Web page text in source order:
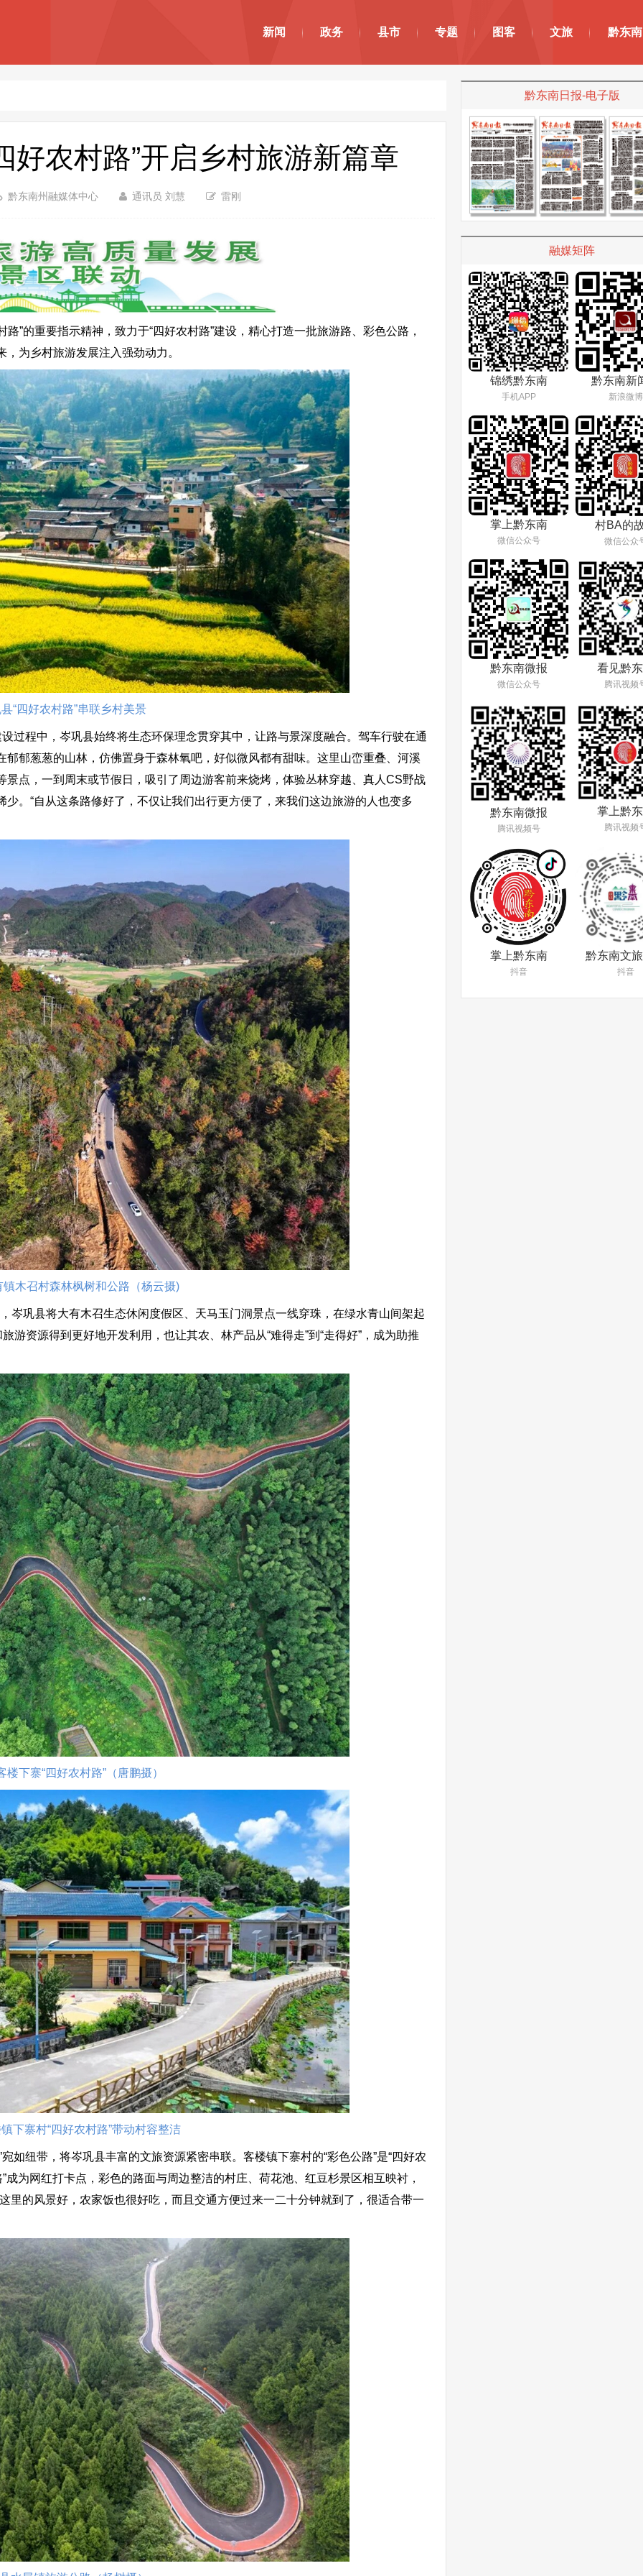
新闻 政务 县市 专题 图客 文旅 黔东
好农村路”开启乡村旅游新篇章
黔东南州融媒体中心 通讯员 刘慧 雷刚
的重要指示精神，致力于“四好农村路”建设，精心打造一批旅游路、彩色公路，
为乡村旅游发展注入强劲动力。
“四好农村路”串联乡村美景
程中，岑巩县始终将生态环保理念贯穿其中，让路与景深度融合。驾车行驶在通
郁葱葱的山林，仿佛置身于森林氧吧，好似微风都有甜味。这里山峦重叠、河溪
点，一到周末或节假日，吸引了周边游客前来烧烤，体验丛林穿越、真人CS野战
。“自从这条路修好了，不仅让我们出行更方便了，来我们这边旅游的人也变多
镇木召村森林枫树和公路（杨云摄)
巩县将大有木召生态休闲度假区、天马玉门洞景点一线穿珠，在绿水青山间架起
游资源得到更好地开发利用，也让其农、林产品从“难得走”到“走得好”，成为助推
楼下寨“四好农村路”（唐鹏摄）
下寨村“四好农村路”带动村容整洁
纽带，将岑巩县丰富的文旅资源紧密串联。客楼镇下寨村的“彩色公路”是“四好农
为网红打卡点，彩色的路面与周边整洁的村庄、荷花池、红豆杉景区相互映衬，
里的风景好，农家饭也很好吃，而且交通方便过来一二十分钟就到了，很适合带一
黔东南日报-电子版
融媒矩阵
锦绣黔东南
手机APP
黔东南新
新浪微博
掌上黔东南
微信公众号
村BA的
微信公众
黔东南微报
微信公众号
看见黔
腾讯视频
黔东南微报
腾讯视频号
掌上黔
腾讯视频
掌上黔东南
抖音
黔东南文
抖音